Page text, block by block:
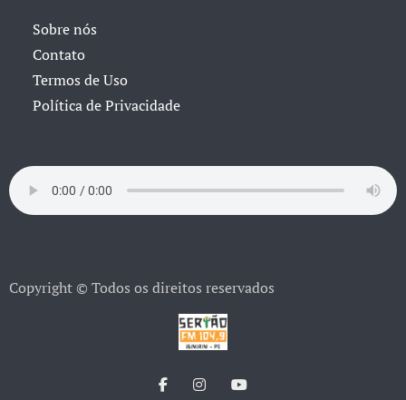
Sobre nós
Contato
Termos de Uso
Política de Privacidade
Copyright © Todos os direitos reservados